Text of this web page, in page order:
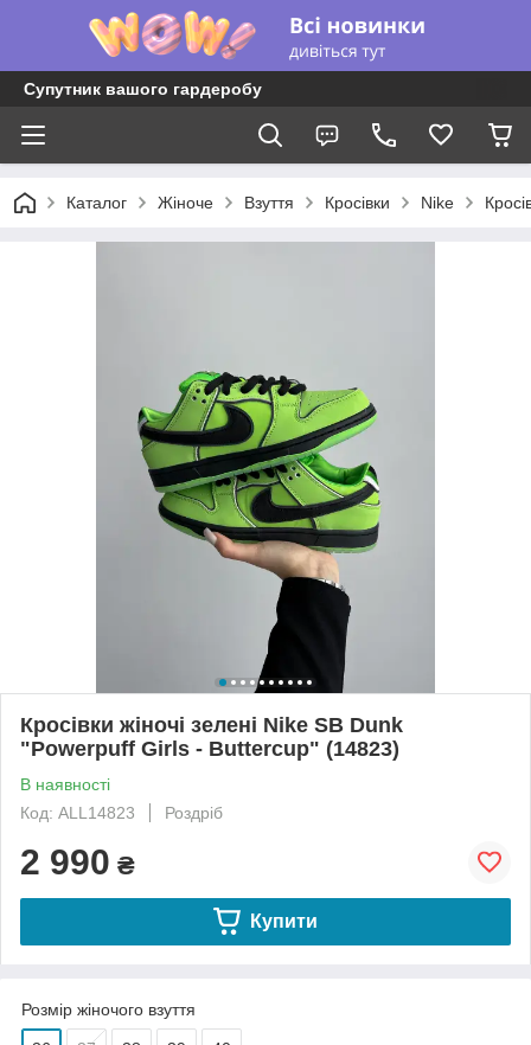
Супутник вашого гардеробу
Каталог Жіноче Взуття Кросівки Nike
Кросівки жіночі зелені Nike SB Dunk
"Powerpuff Girls - Buttercup" (14823)
В наявності
Код: ALL14823
Роздріб
2 990 ₴
Купити
Розмір жіночого взуття